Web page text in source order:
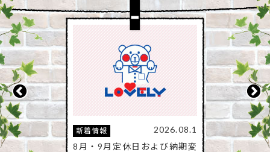
新着情報
2026.08.1
8月・9月定休日および納期変